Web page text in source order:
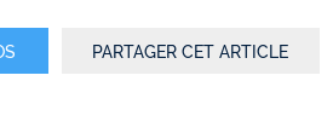
PARTAGER CET ARTICLE